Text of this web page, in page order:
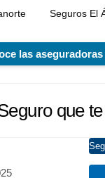
Seguros El
las
que